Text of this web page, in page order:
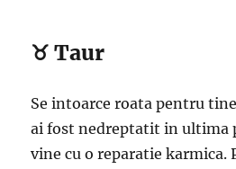
♉ Taur
Se intoarce roata pentru
ai fost nedreptatit in ultima
vine cu o reparatie karmica.